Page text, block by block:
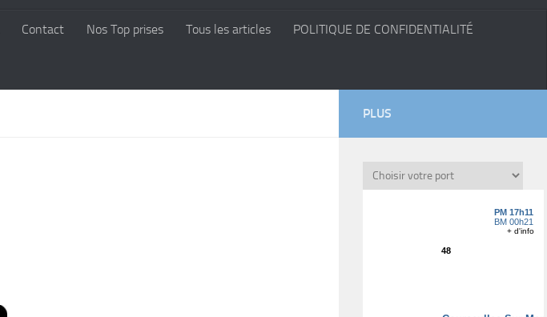
Contact Nos Top prises Tous les articles POLITIQUE DE CONFIDENTIALITÉ
PLUS